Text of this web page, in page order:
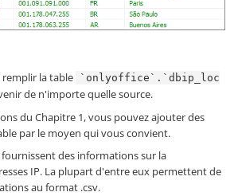
remplir la table
`onlyoffice`.`dbip_loc
de n'importe quelle source.
du Chapitre 1, vous pouvez ajouter des
par le moyen qui vous convient.
des informations sur la
IP. La plupart d'entre eux permettent de
au format .csv.